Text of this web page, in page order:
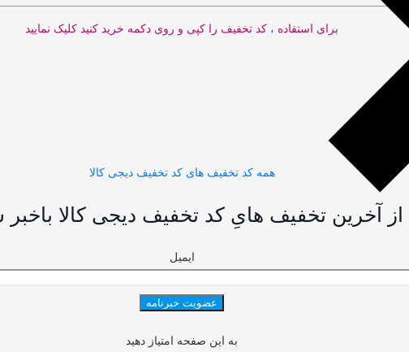
برای استفاده ، کد تخفیف را کپی و روی دکمه خرید کنید کلیک نمایید
همه کد تخفیف های کد تخفیف دیجی کالا
از آخرین تخفیف هایِ کد تخفیف دیجی کالا باخبر
ایمیل
به این صفحه امتیاز دهید